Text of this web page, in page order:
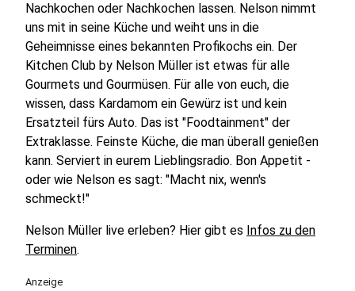
Nachkochen oder Nachkochen lassen. Nelson nimmt
uns mit in seine Küche und weiht uns in die
Geheimnisse eines bekannten Profikochs ein. Der
Kitchen Club by Nelson Müller ist etwas für alle
Gourmets und Gourmüsen. Für alle von euch, die
wissen, dass Kardamom ein Gewürz ist und kein
Ersatzteil fürs Auto. Das ist "Foodtainment" der
Extraklasse. Feinste Küche, die man überall genießen
kann. Serviert in eurem Lieblingsradio. Bon Appetit -
oder wie Nelson es sagt: "Macht nix, wenn's
schmeckt!"
Nelson Müller live erleben? Hier gibt es Infos zu den
Terminen.
Anzeige